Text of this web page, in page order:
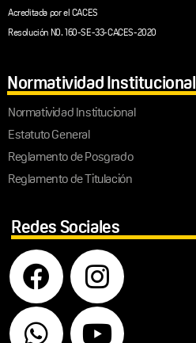
Acreditada por el CACES
Resolución N0. 160-SE-33-CACES-2020
Normatividad Institucional
Normatividad Institucional
Estatuto General
Reglamento de Posgrado
Reglamento de Titulación
Redes Sociales